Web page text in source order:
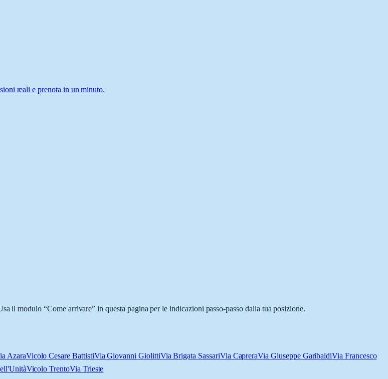
reali e prenota in un minuto.
modulo “Come arrivare” in questa pagina per le indicazioni passo-passo dalla tua posizione.
AzaraVicolo Cesare BattistiVia Giovanni GiolittiVia Brigata SassariVia CapreraVia Giuseppe GaribaldiVia Francesco
Vicolo TrentoVia Trieste